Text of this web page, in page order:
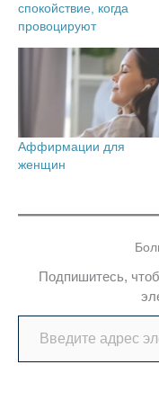
спокойствие, когда
провоцируют
Аффирмации для
женщин
Подпишитесь,
Введите адрес электронной почты…